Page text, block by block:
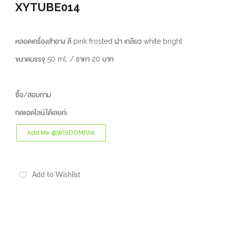
XYTUBE014
หลอดเครื่องสำอาง สี pink frosted ฝา เกลียว white bright
ขนาดบรรจุ 50 ml. / ราคา 20 บาท
ซื้อ/สอบถาม
กดแอดไลน์ได้เลยค่ะ
Add Me @WISDOMPAK
Add to Wishlist